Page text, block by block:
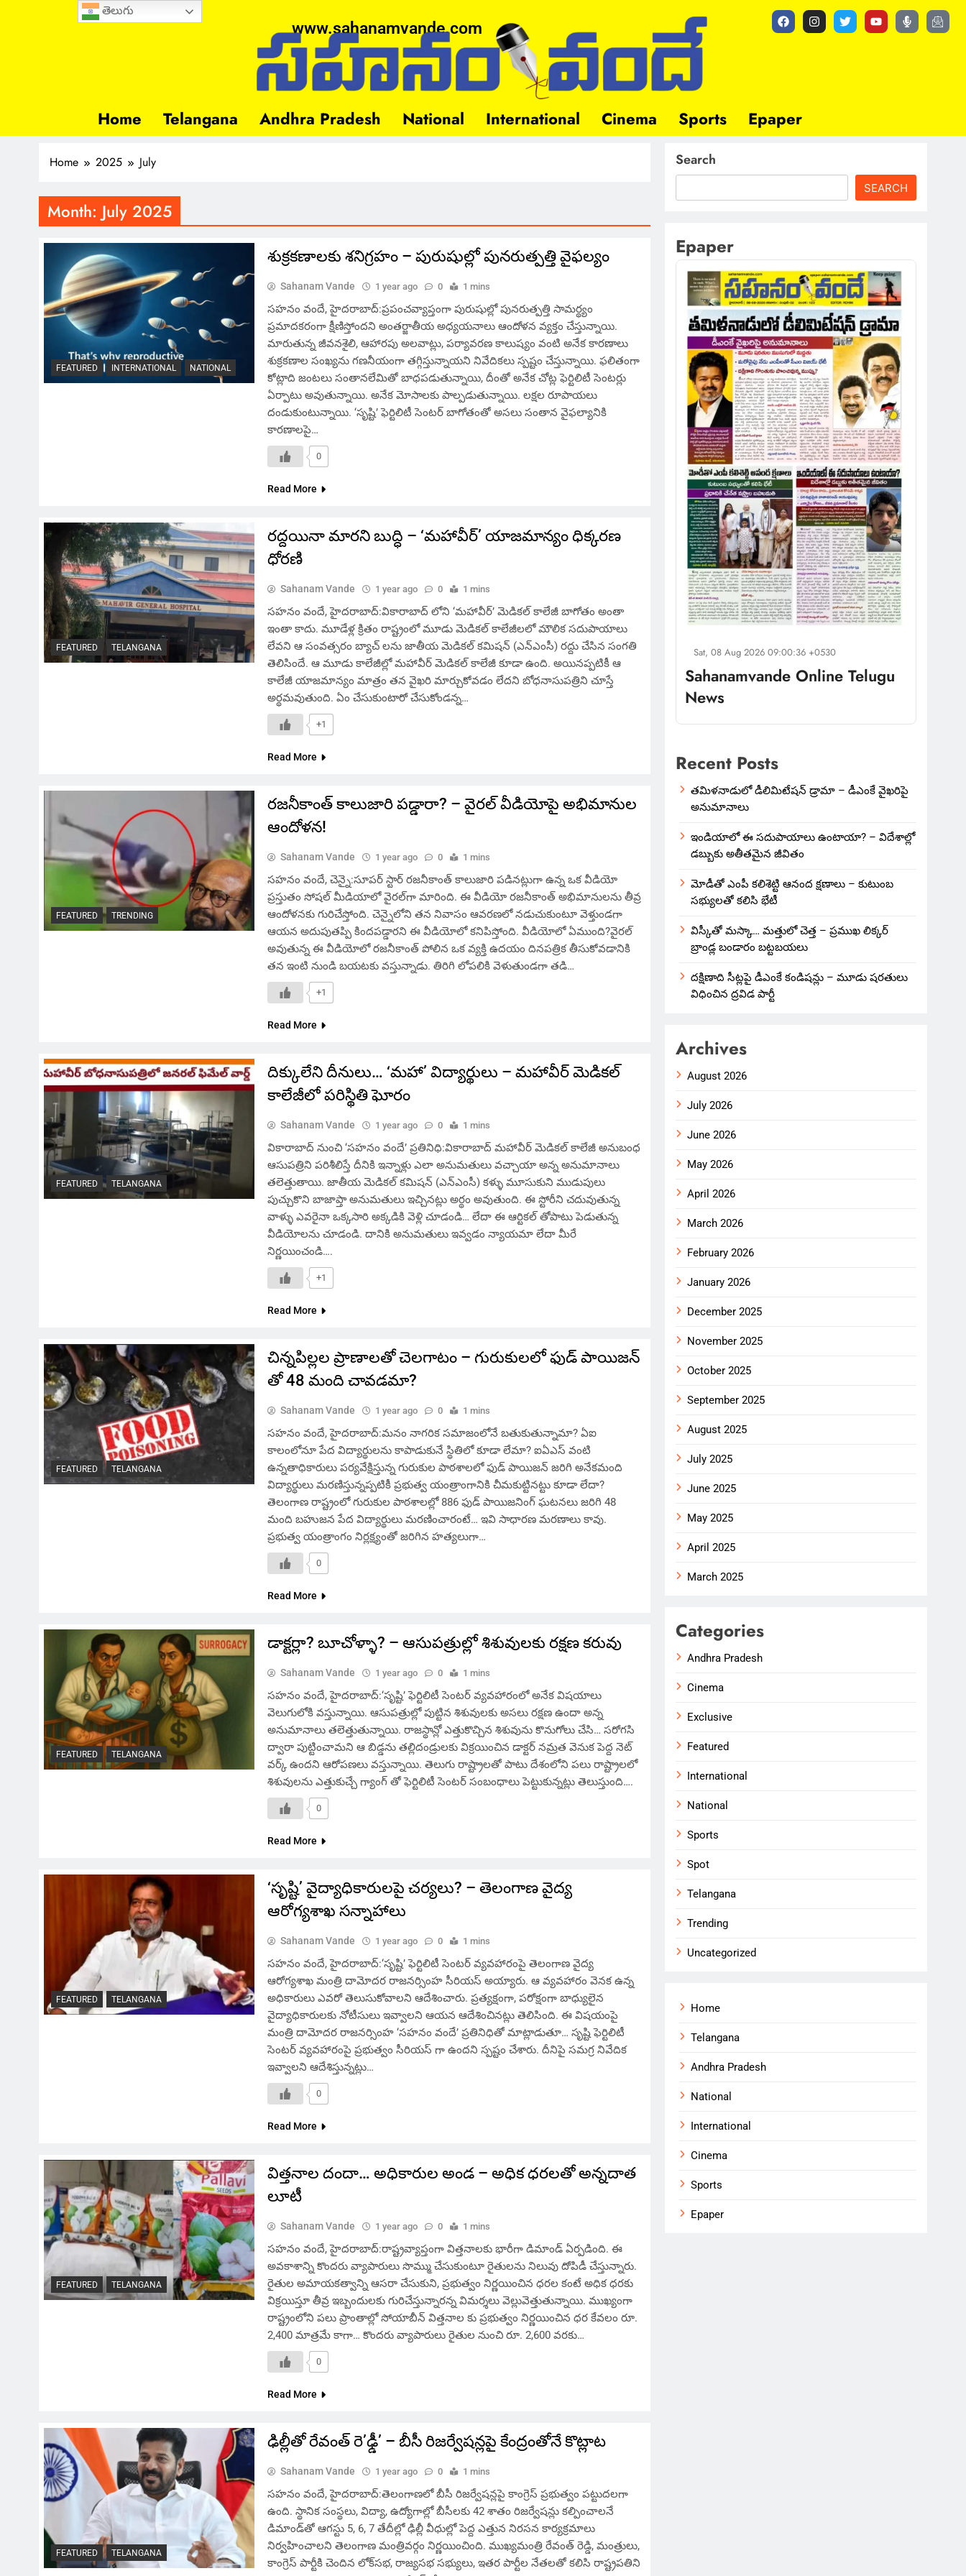
www.sahanamvande.com
Home Telangana Andhra Pradesh National International Cinema Sports Epaper
Home 2025 July
Month: July 2025
FEATURED INTERNATIONAL NATIONAL
శుక్రకణాలకు శనిగ్రహం – పురుషుల్లో పునరుత్పత్తి వైఫల్యం
Sahanam Vande 1 year ago 0 1 mins
సహనం వందే, హైదరాబాద్:ప్రపంచవ్యాప్తంగా పురుషుల్లో పునరుత్పత్తి సామర్థ్యం
ప్రమాదకరంగా క్షీణిస్తోందని అంతర్జాతీయ అధ్యయనాలు ఆందోళన వ్యక్తం చేస్తున్నాయి.
మారుతున్న జీవనశైలి, ఆహారపు అలవాట్లు, పర్యావరణ కాలుష్యం వంటి అనేక కారణాలు
శుక్రకణాల సంఖ్యను గణనీయంగా తగ్గిస్తున్నాయని నివేదికలు స్పష్టం చేస్తున్నాయి. ఫలితంగా
కోట్లాది జంటలు సంతానలేమితో బాధపడుతున్నాయి, దీంతో అనేక చోట్ల ఫెర్టిలిటీ సెంటర్లు
ఏర్పాటు అవుతున్నాయి. అనేక మోసాలకు పాల్పడుతున్నాయి. లక్షల రూపాయలు
దండుకుంటున్నాయి. ‘సృష్టి’ ఫెర్టిలిటీ సెంటర్ బాగోతంతో అసలు సంతాన వైఫల్యానికి
కారణాలపై…
0
Read More
FEATURED TELANGANA
రద్దయినా మారని బుద్ధి – ‘మహావీర్’ యాజమాన్యం ధిక్కరణ
ధోరణి
Sahanam Vande 1 year ago 0 1 mins
సహనం వందే, హైదరాబాద్:వికారాబాద్ లోని ‘మహావీర్’ మెడికల్ కాలేజీ బాగోతం అంతా
ఇంతా కాదు. మూడేళ్ల క్రితం రాష్ట్రంలో మూడు మెడికల్ కాలేజీలలో మౌలిక సదుపాయాలు
లేవని ఆ సంవత్సరం బ్యాచ్ లను జాతీయ మెడికల్ కమిషన్ (ఎన్ఎంసీ) రద్దు చేసిన సంగతి
తెలిసిందే. ఆ మూడు కాలేజీల్లో మహావీర్ మెడికల్ కాలేజీ కూడా ఉంది. అయినప్పటికీ ఆ
కాలేజీ యాజమాన్యం మాత్రం తన వైఖరి మార్చుకోవడం లేదని బోధనాసుపత్రిని చూస్తే
అర్థమవుతుంది. ఏం చేసుకుంటారో చేసుకోండన్న…
+1
Read More
FEATURED TRENDING
రజనీకాంత్ కాలుజారి పడ్డారా? – వైరల్ వీడియోపై అభిమానుల
ఆందోళన!
Sahanam Vande 1 year ago 0 1 mins
సహనం వందే, చెన్నై:సూపర్ స్టార్ రజనీకాంత్ కాలుజారి పడినట్లుగా ఉన్న ఒక వీడియో
ప్రస్తుతం సోషల్ మీడియాలో వైరల్‌గా మారింది. ఈ వీడియో రజనీకాంత్ అభిమానులను తీవ్ర
ఆందోళనకు గురిచేస్తోంది. చెన్నైలోని తన నివాసం ఆవరణలో నడుచుకుంటూ వెళ్తుండగా
ఆయన అదుపుతప్పి కిందపడ్డారని ఈ వీడియోలో కనిపిస్తోంది. వీడియోలో ఏముంది?వైరల్
అవుతున్న ఈ వీడియోలో రజనీకాంత్ పోలిన ఒక వ్యక్తి ఉదయం దినపత్రిక తీసుకోవడానికి
తన ఇంటి నుండి బయటకు వస్తున్నాడు. తిరిగి లోపలికి వెళుతుండగా తడి…
+1
Read More
FEATURED TELANGANA
దిక్కులేని దీనులు… ‘మహా’ విద్యార్థులు – మహావీర్ మెడికల్
కాలేజీలో పరిస్థితి ఘోరం
Sahanam Vande 1 year ago 0 1 mins
వికారాబాద్ నుంచి ‘సహనం వందే’ ప్రతినిధి:వికారాబాద్ మహావీర్ మెడికల్ కాలేజీ అనుబంధ
ఆసుపత్రిని పరిశీలిస్తే దీనికి ఇన్నాళ్లు ఎలా అనుమతులు వచ్చాయా అన్న అనుమానాలు
తలెత్తుతాయి. జాతీయ మెడికల్ కమిషన్ (ఎన్ఎంసీ) కళ్ళు మూసుకుని ముడుపులు
పుచ్చుకొని బాజాప్తా అనుమతులు ఇచ్చినట్లు అర్థం అవుతుంది. ఈ స్టోరీని చదువుతున్న
వాళ్ళు ఎవరైనా ఒక్కసారి అక్కడికి వెళ్లి చూడండి… లేదా ఈ ఆర్టికల్ తోపాటు పెడుతున్న
వీడియోలను చూడండి. దానికి అనుమతులు ఇవ్వడం న్యాయమా లేదా మీరే
నిర్ణయించండి….
+1
Read More
FEATURED TELANGANA
చిన్నపిల్లల ప్రాణాలతో చెలగాటం – గురుకులలో ఫుడ్ పాయిజన్
తో 48 మంది చావడమా?
Sahanam Vande 1 year ago 0 1 mins
సహనం వందే, హైదరాబాద్:మనం నాగరిక సమాజంలోనే బతుకుతున్నామా? ఏఐ
కాలంలోనూ పేద విద్యార్థులను కాపాడుకునే స్థితిలో కూడా లేమా? ఐఏఎస్ వంటి
ఉన్నతాధికారులు పర్యవేక్షిస్తున్న గురుకుల పాఠశాలలో ఫుడ్ పాయిజన్ జరిగి అనేకమంది
విద్యార్థులు మరణిస్తున్నప్పటికీ ప్రభుత్వ యంత్రాంగానికి చీమకుట్టినట్టు కూడా లేదా?
తెలంగాణ రాష్ట్రంలో గురుకుల పాఠశాలల్లో 886 ఫుడ్ పాయిజనింగ్ ఘటనలు జరిగి 48
మంది బహుజన పేద విద్యార్థులు మరణించారంటే… ఇవి సాధారణ మరణాలు కావు.
ప్రభుత్వ యంత్రాంగం నిర్లక్ష్యంతో జరిగిన హత్యలుగా…
0
Read More
FEATURED TELANGANA
డాక్టర్లా? బూచోళ్ళా? – ఆసుపత్రుల్లో శిశువులకు రక్షణ కరువు
Sahanam Vande 1 year ago 0 1 mins
సహనం వందే, హైదరాబాద్:‘సృష్టి’ ఫెర్టిలిటీ సెంటర్‌ వ్యవహారంలో అనేక విషయాలు
వెలుగులోకి వస్తున్నాయి. ఆసుపత్రుల్లో పుట్టిన శిశువులకు అసలు రక్షణ ఉందా అన్న
అనుమానాలు తలెత్తుతున్నాయి. రాజస్థాన్లో ఎత్తుకొచ్చిన శిశువును కొనుగోలు చేసి… సరోగసి
ద్వారా పుట్టించామని ఆ బిడ్డను తల్లిదండ్రులకు విక్రయించిన డాక్టర్ నమ్రత వెనుక పెద్ద నెట్
వర్క్ ఉందని ఆరోపణలు వస్తున్నాయి. తెలుగు రాష్ట్రాలతో పాటు దేశంలోని పలు రాష్ట్రాలలో
శిశువులను ఎత్తుకుచ్చే గ్యాంగ్ తో ఫెర్టిలిటీ సెంటర్ సంబంధాలు పెట్టుకున్నట్లు తెలుస్తుంది….
0
Read More
FEATURED TELANGANA
‘సృష్టి’ వైద్యాధికారులపై చర్యలు? – తెలంగాణ వైద్య
ఆరోగ్యశాఖ సన్నాహాలు
Sahanam Vande 1 year ago 0 1 mins
సహనం వందే, హైదరాబాద్:‘సృష్టి’ ఫెర్టిలిటీ సెంటర్‌ వ్యవహారంపై తెలంగాణ వైద్య
ఆరోగ్యశాఖ మంత్రి దామోదర రాజనర్సింహ సీరియస్ అయ్యారు. ఆ వ్యవహారం వెనక ఉన్న
అధికారులు ఎవరో తెలుసుకోవాలని ఆదేశించారు. ప్రత్యక్షంగా, పరోక్షంగా బాధ్యులైన
వైద్యాధికారులకు నోటీసులు ఇవ్వాలని ఆయన ఆదేశించినట్లు తెలిసింది. ఈ విషయంపై
మంత్రి దామోదర రాజనర్సింహ ‘సహనం వందే’ ప్రతినిధితో మాట్లాడుతూ… సృష్టి ఫెర్టిలిటీ
సెంటర్ వ్యవహారంపై ప్రభుత్వం సీరియస్ గా ఉందని స్పష్టం చేశారు. దీనిపై సమగ్ర నివేదిక
ఇవ్వాలని ఆదేశిస్తున్నట్లు…
0
Read More
FEATURED TELANGANA
విత్తనాల దందా… అధికారుల అండ – అధిక ధరలతో అన్నదాత
లూటీ
Sahanam Vande 1 year ago 0 1 mins
సహనం వందే, హైదరాబాద్:రాష్ట్రవ్యాప్తంగా విత్తనాలకు భారీగా డిమాండ్ ఏర్పడింది. ఈ
అవకాశాన్ని కొందరు వ్యాపారులు సొమ్ము చేసుకుంటూ రైతులను నిలువు దోపిడీ చేస్తున్నారు.
రైతుల అమాయకత్వాన్ని ఆసరా చేసుకుని, ప్రభుత్వం నిర్ణయించిన ధరల కంటే అధిక ధరకు
విక్రయిస్తూ తీవ్ర ఇబ్బందులకు గురిచేస్తున్నారన్న విమర్శలు వెల్లువెత్తుతున్నాయి. ముఖ్యంగా
రాష్ట్రంలోని పలు ప్రాంతాల్లో సోయాబీన్ విత్తనాల కు ప్రభుత్వం నిర్ణయించిన ధర కేవలం రూ.
2,400 మాత్రమే కాగా… కొందరు వ్యాపారులు రైతుల నుంచి రూ. 2,600 వరకు…
0
Read More
FEATURED TELANGANA
ఢిల్లీతో రేవంత్ రె’ఢ్డీ’ – బీసీ రిజర్వేషన్లపై కేంద్రంతోనే కొట్లాట
Sahanam Vande 1 year ago 0 1 mins
సహనం వందే, హైదరాబాద్:తెలంగాణలో బీసీ రిజర్వేషన్లపై కాంగ్రెస్ ప్రభుత్వం పట్టుదలగా
ఉంది. స్థానిక సంస్థలు, విద్యా, ఉద్యోగాల్లో బీసీలకు 42 శాతం రిజర్వేషన్లు కల్పించాలనే
డిమాండ్‌తో ఆగస్టు 5, 6, 7 తేదీల్లో ఢిల్లీ వీధుల్లో పెద్ద ఎత్తున నిరసన కార్యక్రమాలు
నిర్వహించాలని తెలంగాణ మంత్రివర్గం నిర్ణయించింది. ముఖ్యమంత్రి రేవంత్ రెడ్డి, మంత్రులు,
కాంగ్రెస్ పార్టీకి చెందిన లోక్‌సభ, రాజ్యసభ సభ్యులు, ఇతర పార్టీల నేతలతో కలిసి రాష్ట్రపతిని
Search
SEARCH
Epaper
Sat, 08 Aug 2026 09:00:36 +0530
Sahanamvande Online Telugu
News
Recent Posts
తమిళనాడులో డీలిమిటేషన్ డ్రామా – డీఎంకే వైఖరిపై
అనుమానాలు
ఇండియాలో‌ ఈ సదుపాయాలు ఉంటాయా? – విదేశాల్లో
డబ్బుకు అతీతమైన జీవితం
మోడీతో ఎంపీ కలిశెట్టి ఆనంద క్షణాలు – కుటుంబ
సభ్యులతో కలిసి భేటీ
విస్కీతో మస్కా… మత్తులో చెత్త – ప్రముఖ లిక్కర్
బ్రాండ్ల బండారం బట్టబయలు
దక్షిణాది సీట్లపై డీఎంకే కండిషన్లు – మూడు షరతులు
విధించిన ద్రవిడ పార్టీ
Archives
August 2026
July 2026
June 2026
May 2026
April 2026
March 2026
February 2026
January 2026
December 2025
November 2025
October 2025
September 2025
August 2025
July 2025
June 2025
May 2025
April 2025
March 2025
Categories
Andhra Pradesh
Cinema
Exclusive
Featured
International
National
Sports
Spot
Telangana
Trending
Uncategorized
Home
Telangana
Andhra Pradesh
National
International
Cinema
Sports
Epaper
తెలుగు